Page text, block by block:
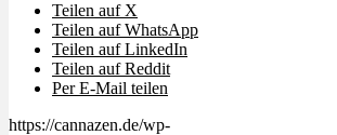
Teilen auf X
Teilen auf WhatsApp
Teilen auf LinkedIn
Teilen auf Reddit
Per E-Mail teilen
https://cannazen.de/wp-